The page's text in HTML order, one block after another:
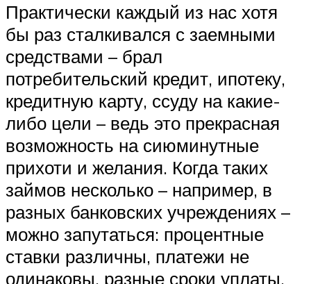
Практически каждый из нас хотя
бы раз сталкивался с заемными
средствами – брал
потребительский кредит, ипотеку,
кредитную карту, ссуду на какие-
либо цели – ведь это прекрасная
возможность на сиюминутные
прихоти и желания. Когда таких
займов несколько – например, в
разных банковских учреждениях –
можно запутаться: процентные
ставки различны, платежи не
одинаковы, разные сроки уплаты.